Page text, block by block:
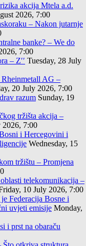
akcija Mtela a.d.
2026, 7:00
– Nakon jutarnje
banke? – We do
7:00
– Z′′ Tuesday, 28 July
AG –
20 July 2026, 7:00
razum Sunday, 19
tržišta akcija –
2026, 7:00
i Hercegovini i
Wednesday, 15
tržištu – Promjena
telekomunikacija –
10 July 2026, 7:00
Federacija Bosne i
uvjeti emisije Monday,
i prst na obaraču